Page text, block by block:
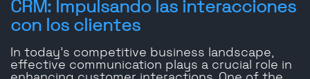
CRM: Impulsando las interacciones
con los clientes
In today’s competitive business landscape,
effective communication plays a crucial role in